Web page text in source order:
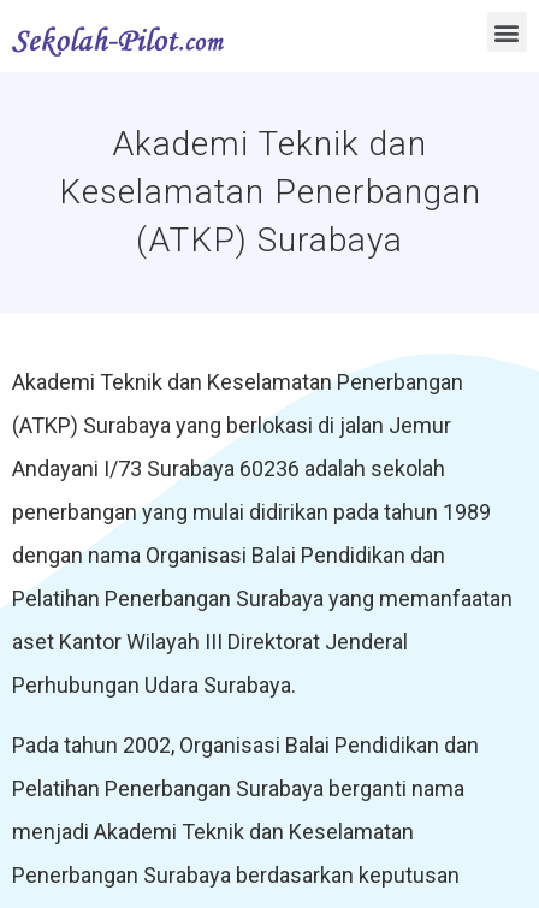
Akademi Teknik dan
Keselamatan Penerbangan
(ATKP) Surabaya
Akademi Teknik dan Keselamatan Penerbangan
(ATKP) Surabaya yang berlokasi di jalan Jemur
Andayani I/73 Surabaya 60236 adalah sekolah
penerbangan yang mulai didirikan pada tahun 1989
dengan nama Organisasi Balai Pendidikan dan
Pelatihan Penerbangan Surabaya yang memanfaatan
aset Kantor Wilayah III Direktorat Jenderal
Perhubungan Udara Surabaya.
Pada tahun 2002, Organisasi Balai Pendidikan dan
Pelatihan Penerbangan Surabaya berganti nama
menjadi Akademi Teknik dan Keselamatan
Penerbangan Surabaya berdasarkan keputusan